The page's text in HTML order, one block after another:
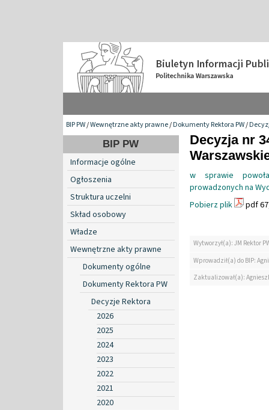
BIP PW/Wewnętrzne akty prawne/Dokumenty Rektora PW/
BIP PW
Informacje ogólne
Ogłoszenia
Struktura uczelni
Skład osobowy
Władze
Wewnętrzne akty prawne
Dokumenty ogólne
Dokumenty Rektora PW
Decyzje Rektora
2026
2025
2024
2023
2022
2021
2020
Decyzja nr
w sprawie
prowadzonych na
Pobierz plik
pdf
Wytworzył(a): JM Rektor
Wprowadził(a) do BIP:
Zaktualizował(a):